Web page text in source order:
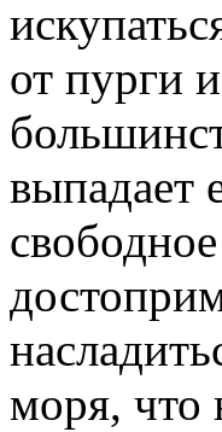
от пурги
выпадает
моря, что